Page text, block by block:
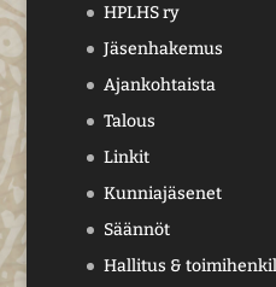
HPLHS ry
Jäsenhakemus
Ajankohtaista
Talous
Linkit
Kunniajäsenet
Säännöt
Hallitus &